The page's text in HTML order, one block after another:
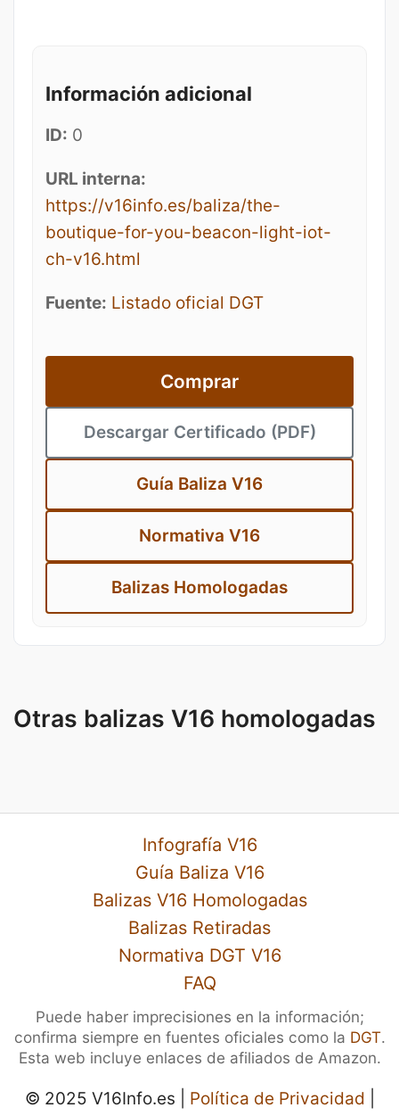
Información adicional
ID: 0
URL interna:
https://v16info.es/baliza/the-
boutique-for-you-beacon-light-iot-
ch-v16.html
Fuente: Listado oficial DGT
Comprar
Descargar Certificado (PDF)
Guía Baliza V16
Normativa V16
Balizas Homologadas
Otras balizas V16 homologadas
Infografía V16
Guía Baliza V16
Balizas V16 Homologadas
Balizas Retiradas
Normativa DGT V16
FAQ
Puede haber imprecisiones en la información;
confirma siempre en fuentes oficiales como la DGT.
Esta web incluye enlaces de afiliados de Amazon.
© 2025 V16Info.es | Política de Privacidad